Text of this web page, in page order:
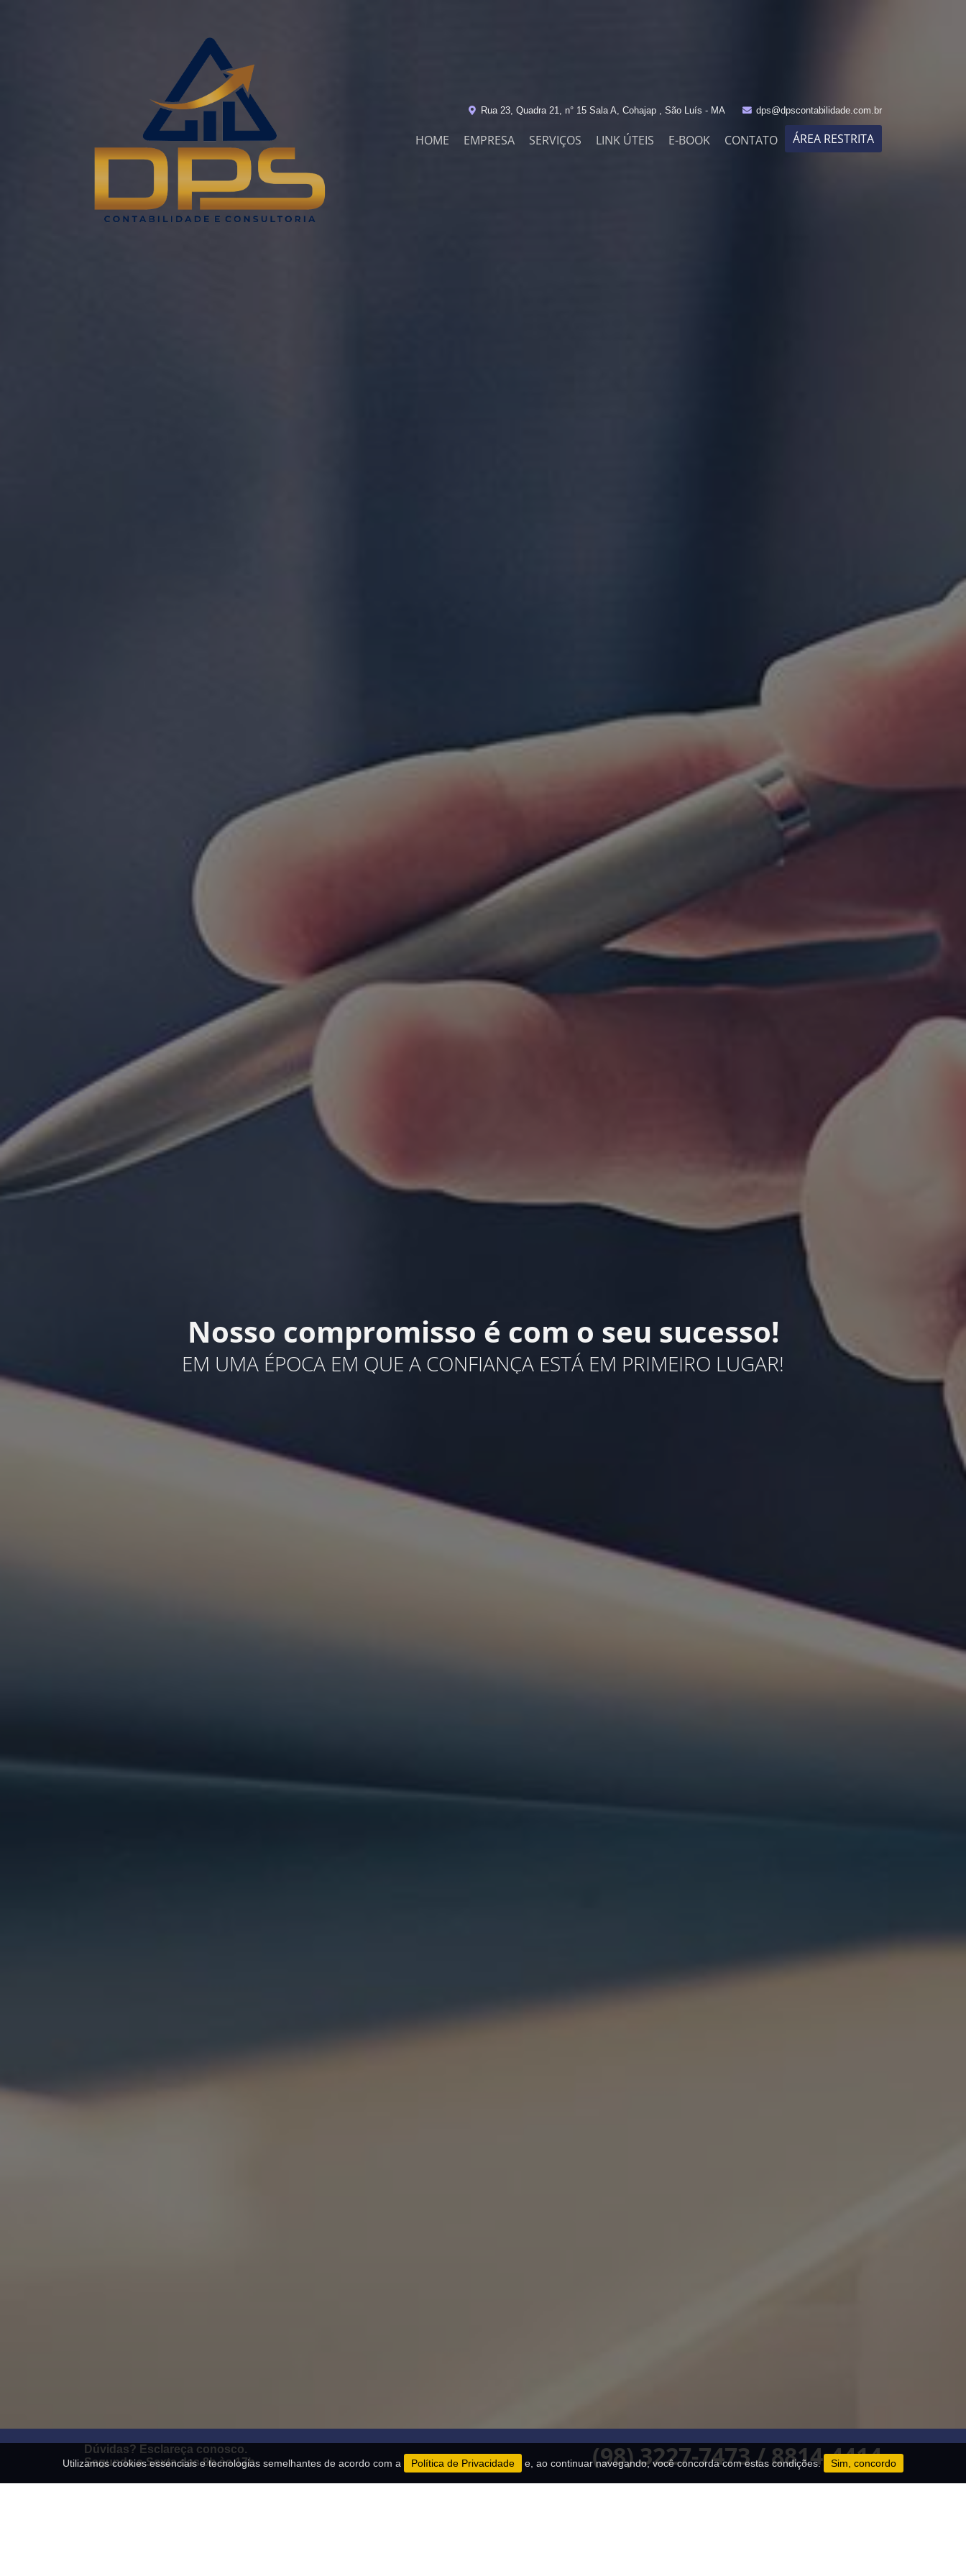
Utilizamos cookies essenciais e tecnologias semelhantes de acordo com a Política de Privacidade e, ao continuar navegando, você concorda com estas condições. Sim, concordo
Rua 23, Quadra 21, n° 15 Sala A, Cohajap , São Luís - MA dps@dpscontabilidade.com.br
HOME EMPRESA SERVIÇOS LINK ÚTEIS E-BOOK CONTATO ÁREA RESTRITA
Nosso compromisso é com o seu sucesso!
EM UMA ÉPOCA EM QUE A CONFIANÇA ESTÁ EM PRIMEIRO LUGAR!
Dúvidas? Esclareça conosco.
Segunda a Sexta das 8h às 17h
(98) 3227-7473 / 8814-4414